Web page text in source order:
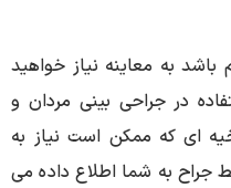
به معاینه نیاز خواهید
در جراحی بینی مردان و
‌ای که ممکن است نیاز به
جراح به شما اطلاع داده می